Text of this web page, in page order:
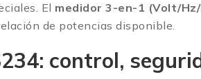
El medidor 3-en-1 (Volt/
de potencias disponible.
control,